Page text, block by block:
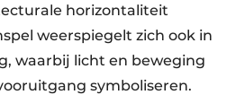
horizontaliteit
weerspiegelt zich ook in
waarbij licht en beweging
symboliseren.